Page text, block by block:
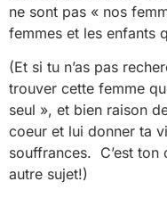
ne sont pas « nos
femmes et les enfants
(Et si tu n’as pas
trouver cette femme
seul », et bien raison
coeur et lui donner ta
souffrances. C’est ton
autre sujet!)